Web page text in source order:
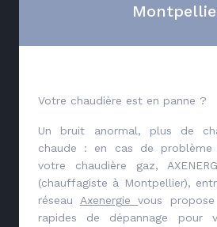
Votre chaudière est en panne ?
Un bruit anormal, plus de
chaude : en cas de
votre chaudière gaz,
(chauffagiste à Montpellier),
réseau Axenergievous
rapides de dépannage pour